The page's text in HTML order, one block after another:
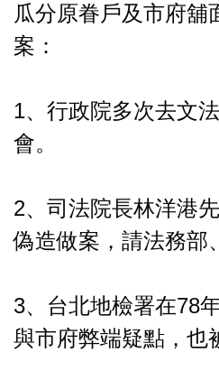
瓜分原眷戶及市府
案：
1、行政院多次去文
會。
2、司法院長林洋港
偽造做案，請法務部
3、台北地檢署在78
與市府弊端疑點，也